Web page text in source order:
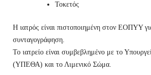
Τοκετός
Η ιατρός είναι πιστοποιημένη στον ΕΟΠΥΥ
συνταγογράφηση.
Το ιατρείο είναι συμβεβλημένο με το
(ΥΠΕΘΑ) και το Λιμενικό Σώμα.